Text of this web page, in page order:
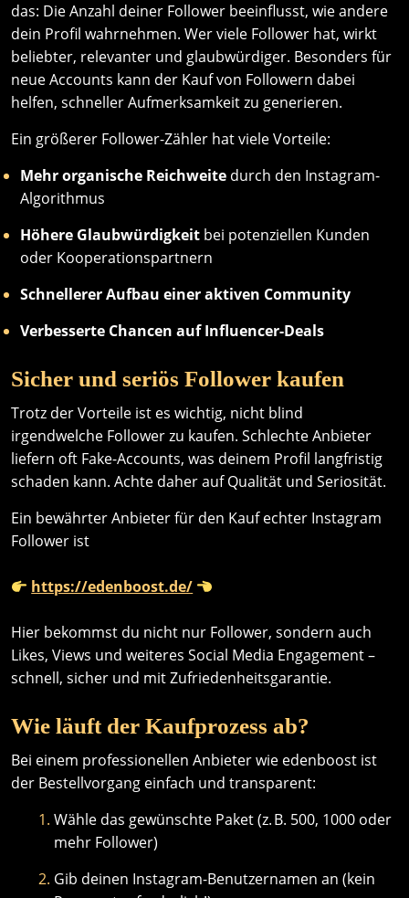
das: Die Anzahl deiner Follower beeinflusst, wie andere
dein Profil wahrnehmen. Wer viele Follower hat, wirkt
beliebter, relevanter und glaubwürdiger. Besonders für
neue Accounts kann der Kauf von Followern dabei
helfen, schneller Aufmerksamkeit zu generieren.
Ein größerer Follower-Zähler hat viele Vorteile:
Mehr organische Reichweite durch den Instagram-
Algorithmus
Höhere Glaubwürdigkeit bei potenziellen Kunden
oder Kooperationspartnern
Schnellerer Aufbau einer aktiven Community
Verbesserte Chancen auf Influencer-Deals
Sicher und seriös Follower kaufen
Trotz der Vorteile ist es wichtig, nicht blind
irgendwelche Follower zu kaufen. Schlechte Anbieter
liefern oft Fake-Accounts, was deinem Profil langfristig
schaden kann. Achte daher auf Qualität und Seriosität.
Ein bewährter Anbieter für den Kauf echter Instagram
Follower ist
https://edenboost.de/
Hier bekommst du nicht nur Follower, sondern auch
Likes, Views und weiteres Social Media Engagement –
schnell, sicher und mit Zufriedenheitsgarantie.
Wie läuft der Kaufprozess ab?
Bei einem professionellen Anbieter wie edenboost ist
der Bestellvorgang einfach und transparent:
Wähle das gewünschte Paket (z. B. 500, 1000 oder
mehr Follower)
Gib deinen Instagram-Benutzernamen an (kein